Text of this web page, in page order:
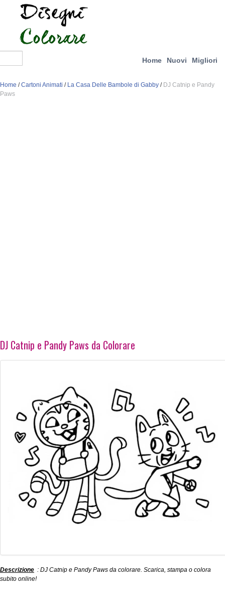
Home Nuovi Migliori
Home /Cartoni Animati / La Casa Delle Bambole di Gabby / DJ Catnip e Pandy
Paws
DJ Catnip e Pandy Paws da Colorare
Descrizione : DJ Catnip e Pandy Paws da colorare. Scarica, stampa o colora
subito online!